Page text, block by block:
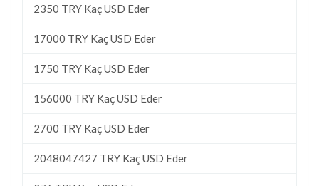
2350 TRY Kaç USD Eder
17000 TRY Kaç USD Eder
1750 TRY Kaç USD Eder
156000 TRY Kaç USD Eder
2700 TRY Kaç USD Eder
2048047427 TRY Kaç USD Eder